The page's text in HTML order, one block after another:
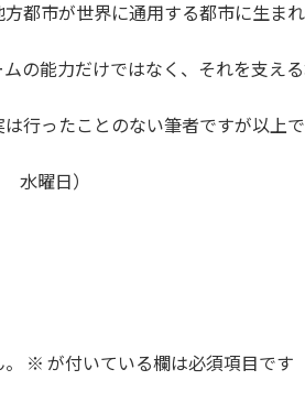
都市が世界に通用する都市に生ま
の能力だけではなく、それを支え
行ったことのない筆者ですが以上で
水曜日）
※ が付いている欄は必須項目です